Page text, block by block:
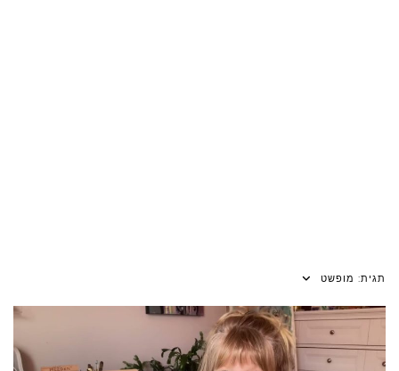
תגית: מופשט